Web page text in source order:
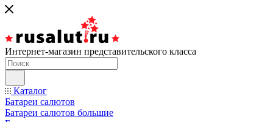
Интернет-магазин представительского класса
Каталог
Батареи салютов
Батареи салютов большие